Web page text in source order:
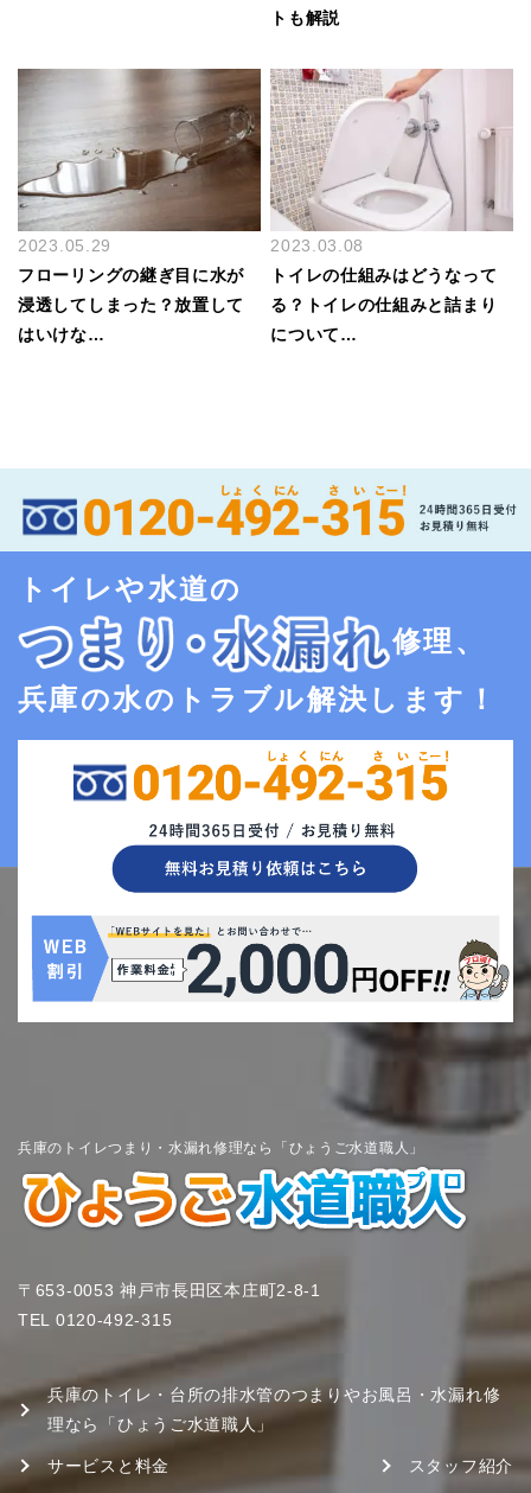
トも解説
2023.05.29
フローリングの継ぎ目に水が
浸透してしまった？放置して
はいけな…
2023.03.08
トイレの仕組みはどうなって
る？トイレの仕組みと詰まり
について…
トイレや水道の
修理、
兵庫の水のトラブル解決します！
兵庫のトイレつまり・水漏れ修理なら「ひょうご水道職人」
〒653-0053 神戸市長田区本庄町2-8-1
TEL 0120-492-315
兵庫のトイレ・台所の排水管のつまりやお風呂・水漏れ修
理なら「ひょうご水道職人」
サービスと料金 スタッフ紹介